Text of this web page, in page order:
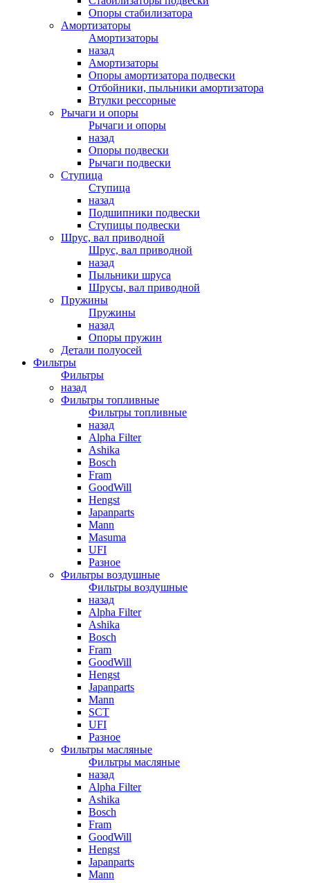
Опоры стабилизатора
Амортизаторы
Амортизаторы
назад
Амортизаторы
Опоры амортизатора подвески
Отбойники, пыльники амортизатора
Втулки рессорные
Рычаги и опоры
Рычаги и опоры
назад
Опоры подвески
Рычаги подвески
Ступица
Ступица
назад
Подшипники подвески
Ступицы подвески
Шрус, вал приводной
Шрус, вал приводной
назад
Пыльники шруса
Шрусы, вал приводной
Пружины
Пружины
назад
Опоры пружин
Детали полуосей
Фильтры
Фильтры
назад
Фильтры топливные
Фильтры топливные
назад
Alpha Filter
Ashika
Bosch
Fram
GoodWill
Hengst
Japanparts
Mann
Masuma
UFI
Разное
Фильтры воздушные
Фильтры воздушные
назад
Alpha Filter
Ashika
Bosch
Fram
GoodWill
Hengst
Japanparts
Mann
SCT
UFI
Разное
Фильтры масляные
Фильтры масляные
назад
Alpha Filter
Ashika
Bosch
Fram
GoodWill
Hengst
Japanparts
Mann